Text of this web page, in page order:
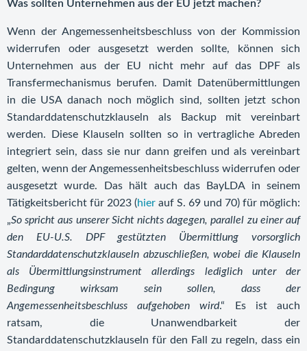
Was sollten Unternehmen aus der EU jetzt machen?
Wenn der Angemessenheitsbeschluss von der Kommission
widerrufen oder ausgesetzt werden sollte, können sich
Unternehmen aus der EU nicht mehr auf das DPF als
Transfermechanismus berufen. Damit Datenübermittlungen
in die USA danach noch möglich sind, sollten jetzt schon
Standarddatenschutzklauseln als Backup mit vereinbart
werden. Diese Klauseln sollten so in vertragliche Abreden
integriert sein, dass sie nur dann greifen und als vereinbart
gelten, wenn der Angemessenheitsbeschluss widerrufen oder
ausgesetzt wurde. Das hält auch das BayLDA in seinem
Tätigkeitsbericht für 2023 (hier auf S. 69 und 70) für möglich:
„So spricht aus unserer Sicht nichts dagegen, parallel zu einer auf
den EU-U.S. DPF gestützten Übermittlung vorsorglich
Standarddatenschutzklauseln abzuschließen, wobei die Klauseln
als Übermittlungsinstrument allerdings lediglich unter der
Bedingung wirksam sein sollen, dass der
Angemessenheitsbeschluss aufgehoben wird.“ Es ist auch
ratsam, die Unanwendbarkeit der
Standarddatenschutzklauseln für den Fall zu regeln, dass ein